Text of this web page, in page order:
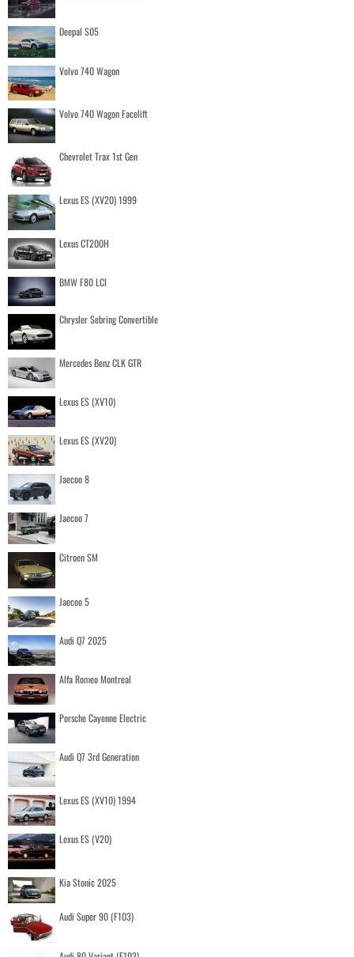
Deepal S05
Volvo 740 Wagon
Volvo 740 Wagon Facelift
Chevrolet Trax 1st Gen
Lexus ES (XV20) 1999
Lexus CT200H
BMW F80 LCI
Chrysler Sebring Convertible
Mercedes Benz CLK GTR
Lexus ES (XV10)
Lexus ES (XV20)
Jaecoo 8
Jaecoo 7
Citroen SM
Jaecoo 5
Audi Q7 2025
Alfa Romeo Montreal
Porsche Cayenne Electric
Audi Q7 3rd Generation
Lexus ES (XV10) 1994
Lexus ES (V20)
Kia Stonic 2025
Audi Super 90 (F103)